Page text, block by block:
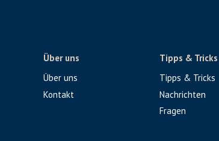
Über uns
Über uns
Kontakt
Tipps & Tricks
Tipps & Tricks
Nachrichten
Fragen